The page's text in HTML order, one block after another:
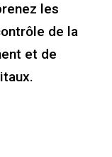
les
de la
et de